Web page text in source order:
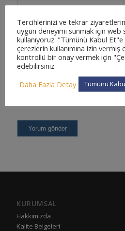
KURUMSAL
Hakkımızda
Kalite Belgeleri
Tercihlerinizi ve tekrar
uygun deneyimi sunmak için web
kullanıyoruz. "Tümünü Kabul
çerezlerin kullanımına izin vermiş
kontrollü bir onay vermek için
edebilirsiniz.
Daha Fazla Detay
Tümünü